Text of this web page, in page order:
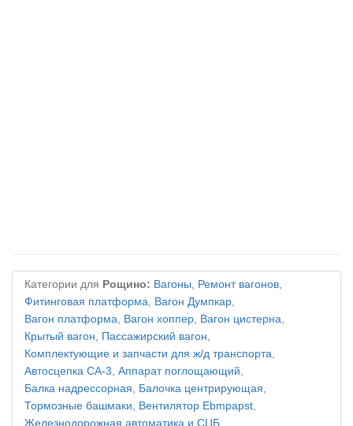
Категории для Рощино: Вагоны, Ремонт вагонов,
Фитинговая платформа, Вагон Думпкар,
Вагон платформа, Вагон хоппер, Вагон цистерна,
Крытый вагон, Пассажирский вагон,
Комплектующие и запчасти для ж/д транспорта,
Автосцепка СА-3, Аппарат поглощающий,
Балка надрессорная, Балочка центрирующая,
Тормозные башмаки, Вентилятор Ebmpapst,
Железнодорожная автоматика и СЦБ